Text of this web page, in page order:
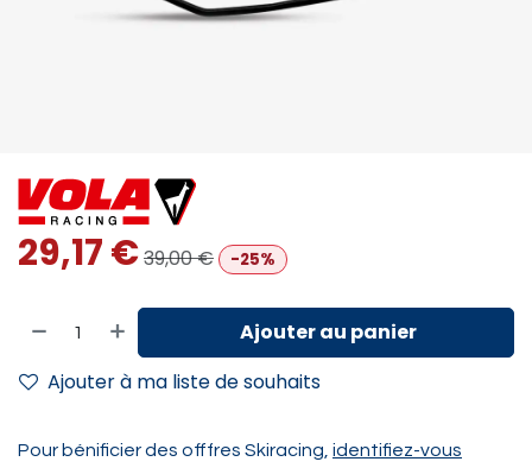
29,17€39,00€ -25%
Ajouter au panier
Ajouter à ma liste de souhaits
Pour bénificier des offfres Skiracing, identifiez-vous